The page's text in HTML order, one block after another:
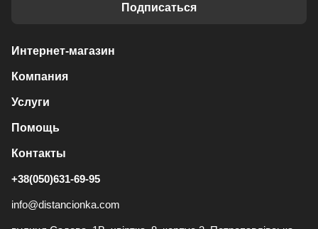
Подписаться
Интернет-магазин
Компания
Услуги
Помощь
Контакты
+38(050)631-69-95
info@distancionka.com